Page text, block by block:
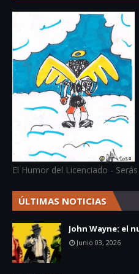
El Humor del Licenciado -
ÚLTIMAS NOTICIAS
John Wayne: el
Junio 03, 2026